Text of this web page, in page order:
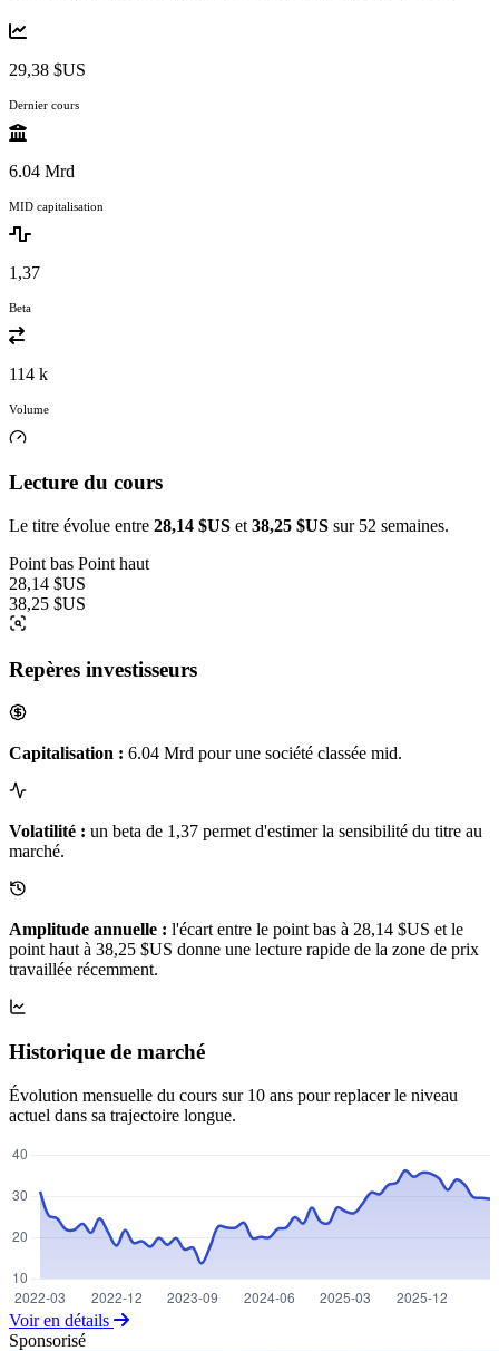
29,38 $US
Dernier cours
6.04 Mrd
MID capitalisation
1,37
Beta
114 k
Volume
Lecture du cours
Le titre évolue entre 28,14 $US et 38,25 $US sur 52 semaines.
Point bas Point haut
28,14 $US
38,25 $US
Repères investisseurs
Capitalisation : 6.04 Mrd pour une société classée mid.
Volatilité : un beta de 1,37 permet d'estimer la sensibilité du titre au
marché.
Amplitude annuelle : l'écart entre le point bas à 28,14 $US et le
point haut à 38,25 $US donne une lecture rapide de la zone de prix
travaillée récemment.
Historique de marché
Évolution mensuelle du cours sur 10 ans pour replacer le niveau
actuel dans sa trajectoire longue.
Voir en détails
Sponsorisé